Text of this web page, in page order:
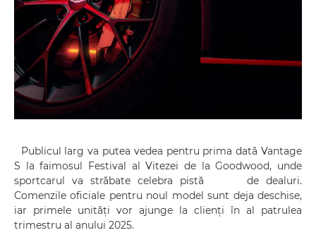
Publicul larg va putea vedea pentru prima dată Vantage
S la faimosul Festival al Vitezei de la Goodwood, unde
sportcarul va străbate celebra pistă de dealuri.
Comenzile oficiale pentru noul model sunt deja deschise,
iar primele unități vor ajunge la clienți în al patrulea
trimestru al anului 2025.